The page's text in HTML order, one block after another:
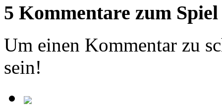
5 Kommentare zum Spiel
Um einen Kommentar zu
sein!